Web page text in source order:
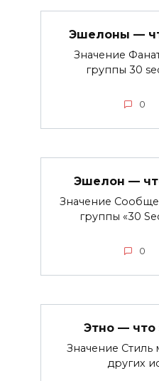
Эшелоны —
Значение
группы 30
0
Эшелон —
Значение
группы «30
0
Этно — что
Значение Стиль
других